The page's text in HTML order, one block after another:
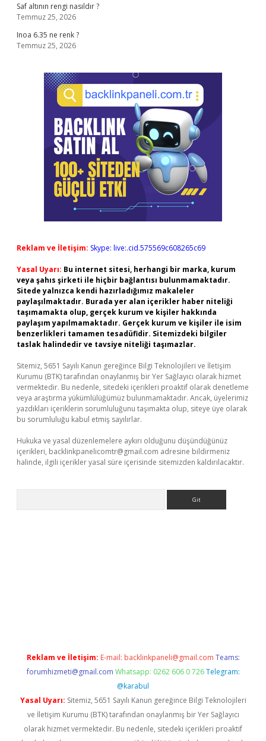
Saf altının rengi nasıldır ?
Temmuz 25, 2026
Inoa 6.35 ne renk ?
Temmuz 25, 2026
Reklam ve İletişim: Skype: live:.cid.575569c608265c69
Yasal Uyarı: Bu internet sitesi, herhangi bir marka, kurum
veya şahıs şirketi ile hiçbir bağlantısı bulunmamaktadır.
Sitede yalnızca kendi hazırladığımız makaleler
paylaşılmaktadır. Burada yer alan içerikler haber niteliği
taşımamakta olup, gerçek kurum ve kişiler hakkında
paylaşım yapılmamaktadır. Gerçek kurum ve kişiler ile isim
benzerlikleri tamamen tesadüfidir. Sitemizdeki bilgiler
taslak halindedir ve tavsiye niteliği taşımazlar.
Sitemiz, 5651 Sayılı Kanun gereğince Bilgi Teknolojileri ve İletişim
Kurumu (BTK) tarafından onaylanmış bir Yer Sağlayıcı olarak hizmet
vermektedir. Bu nedenle, sitedeki içerikleri proaktif olarak denetleme
veya araştırma yükümlülüğümüz bulunmamaktadır. Ancak, üyelerimiz
yazdıkları içeriklerin sorumluluğunu taşımakta olup, siteye üye olarak
bu sorumluluğu kabul etmiş sayılırlar.
Hukuka ve yasal düzenlemelere aykırı olduğunu düşündüğünüz
içerikleri, backlinkpanelicomtr@gmail.com adresine bildirmeniz
halinde, ilgili içerikler yasal süre içerisinde sitemizden kaldırılacaktır.
Reklam ve İletişim: E-mail: backlinkpaneli@gmail.com Teams:
forumhizmeti@gmail.com Whatsapp: 0262 606 0 726 Telegram:
@karabul
Yasal Uyarı: Sitemiz, 5651 Sayılı Kanun gereğince Bilgi Teknolojileri
ve İletişim Kurumu (BTK) tarafından onaylanmış bir Yer Sağlayıcı
olarak hizmet vermektedir. Bu nedenle, sitedeki içerikleri proaktif